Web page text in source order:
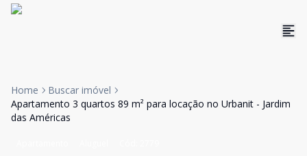
Home
Buscar imóvel
Apartamento 3 quartos 89 m² para locação no Urbanit - Jardim
das Américas